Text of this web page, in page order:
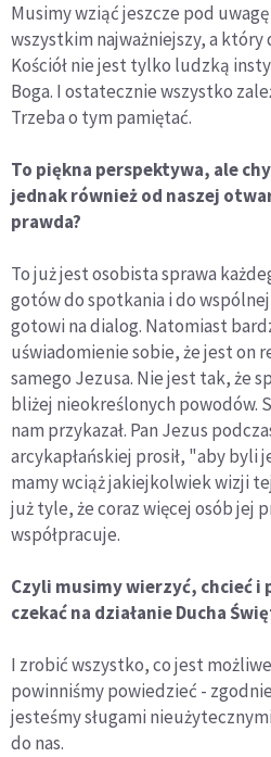
Musimy wziąć jeszcze pod
wszystkim najważniejszy, a
Kościół nie jest tylko ludzką
Boga. I ostatecznie wszystko
Trzeba o tym pamiętać.
To piękna perspektywa, ale
jednak również od naszej
prawda?
To już jest osobista sprawa
gotów do spotkania i do
gotowi na dialog. Natomiast
uświadomienie sobie, że jest on
samego Jezusa. Nie jest tak, że
bliżej nieokreślonych powodów.
nam przykazał. Pan Jezus
arcykapłańskiej prosił, "aby byli
mamy wciąż jakiejkolwiek wizji
już tyle, że coraz więcej osób jej
współpracuje.
Czyli musimy wierzyć, chcieć i
czekać na działanie Ducha
I zrobić wszystko, co jest
powinniśmy powiedzieć -
jesteśmy sługami
do nas.